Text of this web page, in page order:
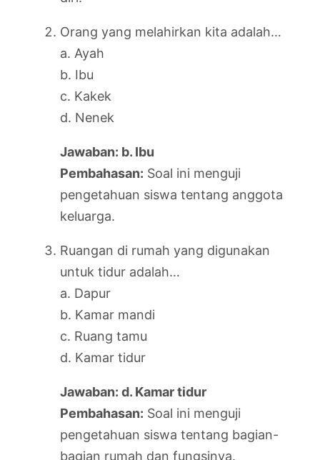
Orang yang melahirkan kita adalah…
a. Ayah
b. Ibu
c. Kakek
d. Nenek
Jawaban: b. Ibu
Pembahasan: Soal ini menguji
pengetahuan siswa tentang anggota
keluarga.
Ruangan di rumah yang digunakan
untuk tidur adalah…
a. Dapur
b. Kamar mandi
c. Ruang tamu
d. Kamar tidur
Jawaban: d. Kamar tidur
Pembahasan: Soal ini menguji
pengetahuan siswa tentang bagian-
bagian rumah dan fungsinya.